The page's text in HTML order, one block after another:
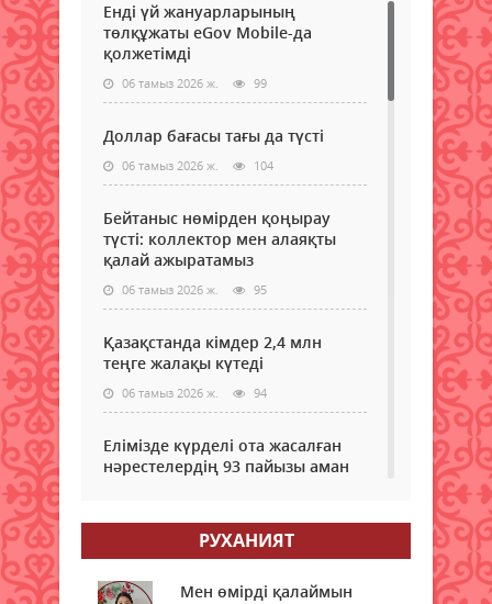
Енді үй жануарларының
төлқұжаты eGov Mobile-да
қолжетімді
06 тамыз 2026 ж. 99
Доллар бағасы тағы да түсті
06 тамыз 2026 ж. 104
Бейтаныс нөмірден қоңырау
түсті: коллектор мен алаяқты
қалай ажыратамыз
06 тамыз 2026 ж. 95
Қазақстанда кімдер 2,4 млн
теңге жалақы күтеді
06 тамыз 2026 ж. 94
Елімізде күрделі ота жасалған
нәрестелердің 93 пайызы аман
ЖОО-ға қабылдауда ескеріледі
РУХАНИЯТ
Мен өмірді қалаймын